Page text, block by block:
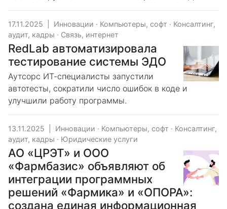
17.11.2025 Инновации · Компьютеры, софт · Консалтинг,
аудит, кадры · Связь, интернет
RedLab автоматизировала
тестирование системы ЭДО
Аутсорс ИТ-специалисты запустили
автотесты, сократили число ошибок в коде и
улучшили работу программы.
13.11.2025 Инновации · Компьютеры, софт · Консалтинг,
аудит, кадры · Юридические услуги
АО «ЦРЭТ» и ООО
«Фармбазис» объявляют об
интеграции программных
решений «Фармика» и «ОПОРА»:
создана единая информационная